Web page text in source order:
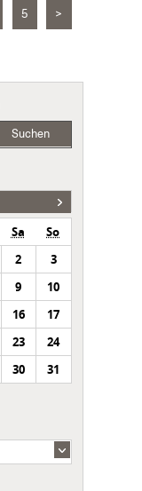
5 >
Suchen
Sa
So
2
3
9
10
16
17
23
24
30 31